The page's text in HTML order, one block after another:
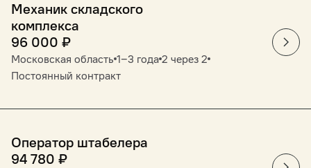
Механик складского
комплекса
96 000 ₽
Московская область 1‒3 года 2 через 2
Постоянный контракт
Оператор штабелера
94 780 ₽